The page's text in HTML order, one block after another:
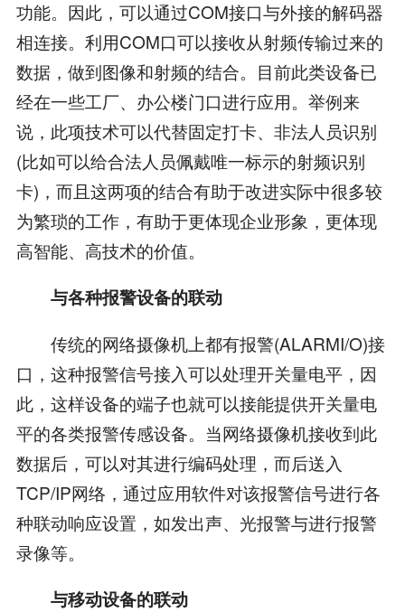
功能。因此，可以通过COM接口与外接的解码器
相连接。利用COM口可以接收从射频传输过来的
数据，做到图像和射频的结合。目前此类设备已
经在一些工厂、办公楼门口进行应用。举例来
说，此项技术可以代替固定打卡、非法人员识别
(比如可以给合法人员佩戴唯一标示的射频识别
卡)，而且这两项的结合有助于改进实际中很多较
为繁琐的工作，有助于更体现企业形象，更体现
高智能、高技术的价值。
与各种报警设备的联动
传统的网络摄像机上都有报警(ALARMI/O)接
口，这种报警信号接入可以处理开关量电平，因
此，这样设备的端子也就可以接能提供开关量电
平的各类报警传感设备。当网络摄像机接收到此
数据后，可以对其进行编码处理，而后送入
TCP/IP网络，通过应用软件对该报警信号进行各
种联动响应设置，如发出声、光报警与进行报警
录像等。
与移动设备的联动